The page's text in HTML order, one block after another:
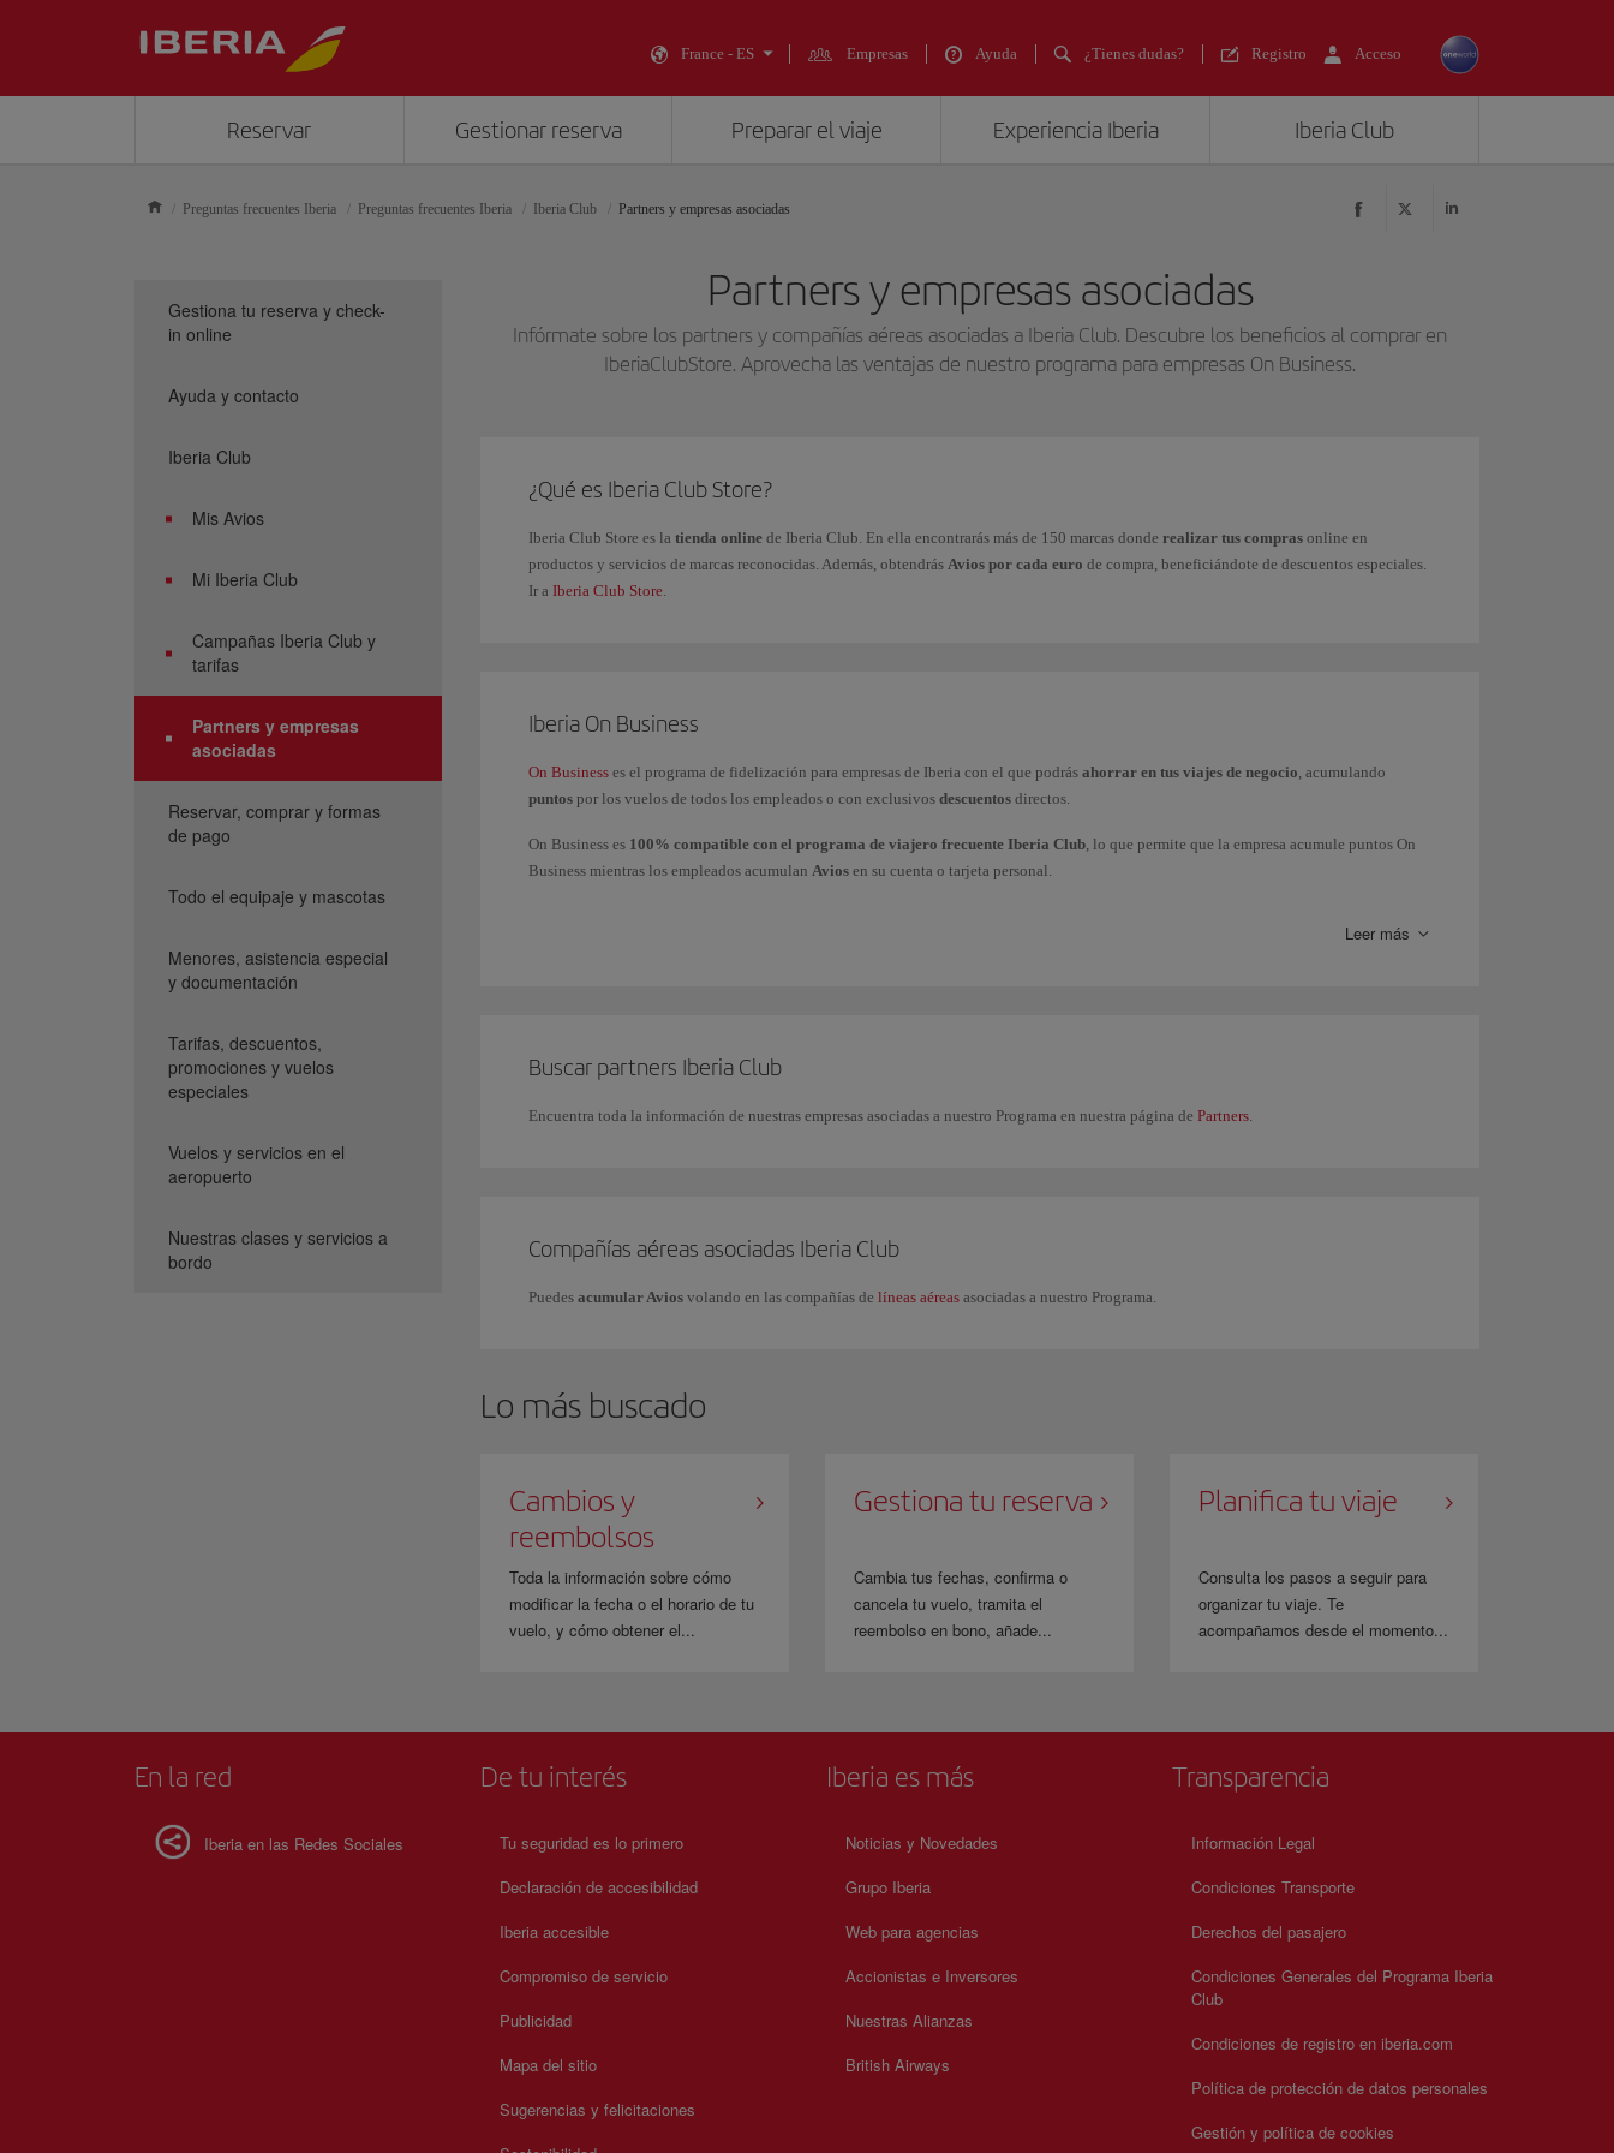
France - ES Empresas Ayuda ¿Tienes dudas? Registro Acceso
Reservar Gestionar reserva Preparar el viaje Experiencia Iberia Iberia Club
Preguntas frecuentes Iberia Preguntas frecuentes Iberia Iberia Club Partners y empresas asociadas
Partners y empresas asociadas
Infórmate sobre los partners y compañías aéreas asociadas a Iberia Club. Descubre los beneficios al comprar en
IberiaClubStore. Aprovecha las ventajas de nuestro programa para empresas On Business.
¿Qué es Iberia Club Store?
Iberia Club Store es la tienda online de Iberia Club. En ella encontrarás más de 150 marcas donde realizar tus compras online en
productos y servicios de marcas reconocidas. Además, obtendrás Avios por cada euro de compra, beneficiándote de descuentos especiales.
Ir a Iberia Club Store.
Iberia On Business
On Business es el programa de fidelización para empresas de Iberia con el que podrás ahorrar en tus viajes de negocio, acumulando
puntos por los vuelos de todos los empleados o con exclusivos descuentos directos.
On Business es 100% compatible con el programa de viajero frecuente Iberia Club, lo que permite que la empresa acumule puntos On
Business mientras los empleados acumulan Avios en su cuenta o tarjeta personal.
Leer más
Buscar partners Iberia Club
Encuentra toda la información de nuestras empresas asociadas a nuestro Programa en nuestra página de Partners.
Compañías aéreas asociadas Iberia Club
Puedes acumular Avios volando en las compañías de líneas aéreas asociadas a nuestro Programa.
Lo más buscado
Cambios y
reembolsos
Toda la información sobre cómo
modificar la fecha o el horario de tu
vuelo, y cómo obtener el...
Gestiona tu reserva
Cambia tus fechas, confirma o
cancela tu vuelo, tramita el
reembolso en bono, añade...
Planifica tu viaje
Consulta los pasos a seguir para
organizar tu viaje. Te
acompañamos desde el momento...
Gestiona tu reserva y check-
in online
Ayuda y contacto
Iberia Club
Mis Avios
Mi Iberia Club
Campañas Iberia Club y
tarifas
Partners y empresas
asociadas
Reservar, comprar y formas
de pago
Todo el equipaje y mascotas
Menores, asistencia especial
y documentación
Tarifas, descuentos,
promociones y vuelos
especiales
Vuelos y servicios en el
aeropuerto
Nuestras clases y servicios a
bordo
En la red
Iberia en las Redes Sociales
De tu interés
Tu seguridad es lo primero
Declaración de accesibilidad
Iberia accesible
Compromiso de servicio
Publicidad
Mapa del sitio
Sugerencias y felicitaciones
Iberia es más
Noticias y Novedades
Grupo Iberia
Web para agencias
Accionistas e Inversores
Nuestras Alianzas
British Airways
Transparencia
Información Legal
Condiciones Transporte
Derechos del pasajero
Condiciones Generales del Programa Iberia
Club
Condiciones de registro en iberia.com
Política de protección de datos personales
Gestión y política de cookies